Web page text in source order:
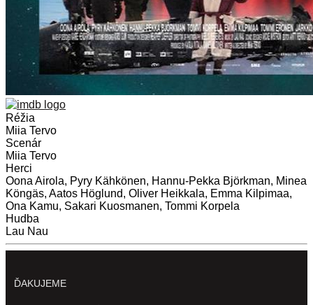
Réžia
Miia Tervo
Scenár
Miia Tervo
Herci
Oona Airola, Pyry Kähkönen, Hannu-Pekka Björkman, Minea
Köngäs, Aatos Höglund, Oliver Heikkala, Emma Kilpimaa,
Ona Kamu, Sakari Kuosmanen, Tommi Korpela
Hudba
Lau Nau
ĎAKUJEME